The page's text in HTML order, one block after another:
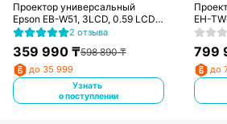
Проектор универсальный
Epson EB-W51, 3LCD, 0.59 LCD,
WXGA (1280?800), 4000lm,
2 отзыва
359 990₸598 890₸
до 35 999
Узнать
о поступлении
EH-
799
до